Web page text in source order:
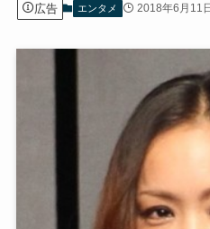
広告 エンタメ 2018年6月11